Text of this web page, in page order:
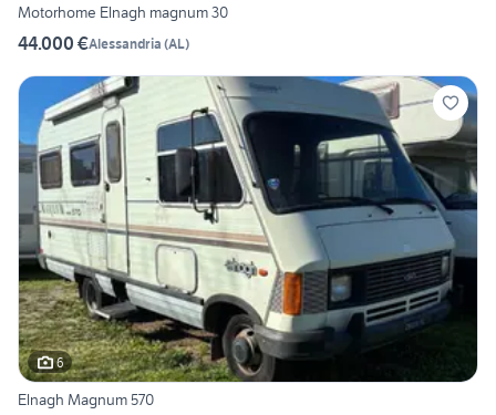
Motorhome Elnagh magnum 30
44.000 €Alessandria (AL)
6
Elnagh Magnum 570